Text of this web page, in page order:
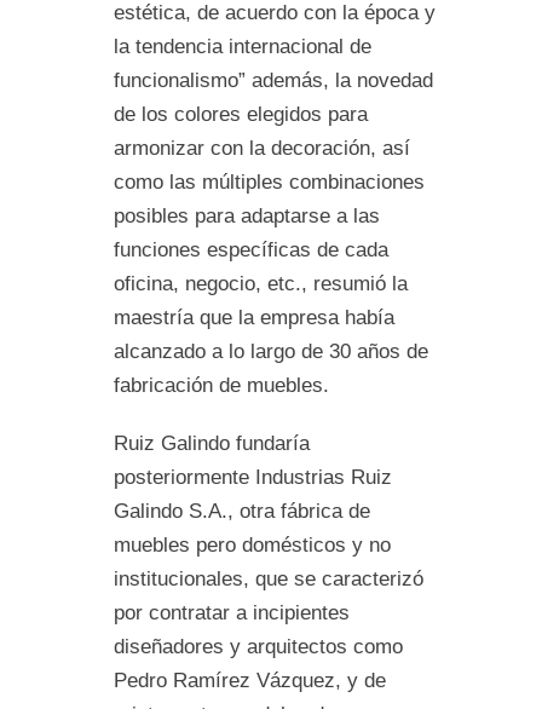
estética, de acuerdo con la época y
la tendencia internacional de
funcionalismo” además, la novedad
de los colores elegidos para
armonizar con la decoración, así
como las múltiples combinaciones
posibles para adaptarse a las
funciones específicas de cada
oficina, negocio, etc., resumió la
maestría que la empresa había
alcanzado a lo largo de 30 años de
fabricación de muebles.
Ruiz Galindo fundaría
posteriormente Industrias Ruiz
Galindo S.A., otra fábrica de
muebles pero domésticos y no
institucionales, que se caracterizó
por contratar a incipientes
diseñadores y arquitectos como
Pedro Ramírez Vázquez, y de